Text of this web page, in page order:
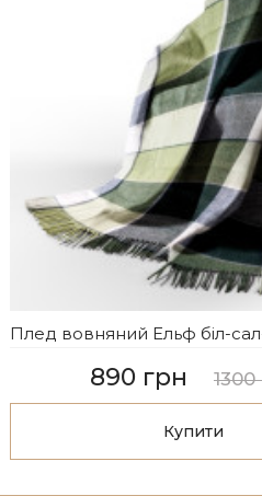
Плед вовняний Ельф біл-
890 грн
Купити